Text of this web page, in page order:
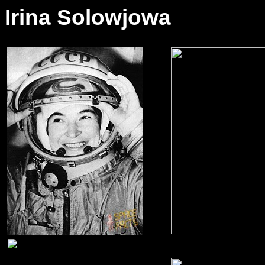
Irina Solowjowa